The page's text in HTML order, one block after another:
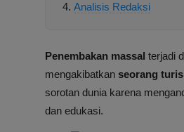
Analisis Redaksi
Penembakan massal terjadi
mengakibatkan seorang
sorotan dunia karena
dan edukasi.